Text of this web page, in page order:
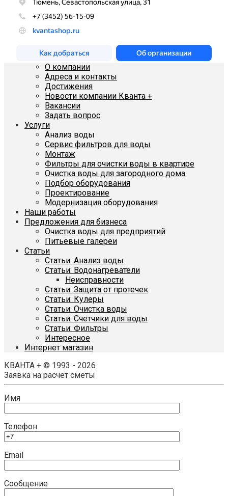
Компания
О компании
Адреса и контакты
Достижения
Новости компании Кванта +
Вакансии
Задать вопрос
Услуги
Анализ воды
Сервис фильтров для воды
Монтаж
Фильтры для очистки воды в квартире
Очистка воды для загородного дома
Подбор оборудования
Проектирование
Модернизация оборудования
Наши работы
Предложения для бизнеса
Очистка воды для предприятий
Питьевые галереи
Статьи
Статьи: Анализ воды
Статьи: Водонагреватели
Неисправности
Статьи: Защита от протечек
Статьи: Кулеры
Статьи: Очистка воды
Статьи: Счетчики для воды
Статьи: Фильтры
Интересное
Интернет магазин
КВАНТА + © 1993 - 2026
Заявка на расчет сметы
Имя
Телефон
Email
Сообщение